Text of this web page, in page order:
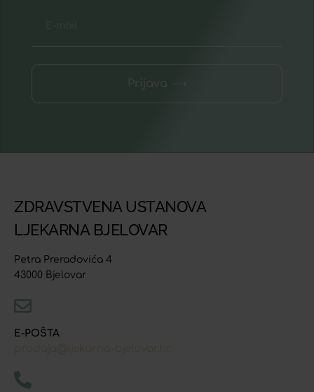
Prijava ⟶
ZDRAVSTVENA USTANOVA
LJEKARNA BJELOVAR
Petra Preradovića 4
43000 Bjelovar
E-POŠTA